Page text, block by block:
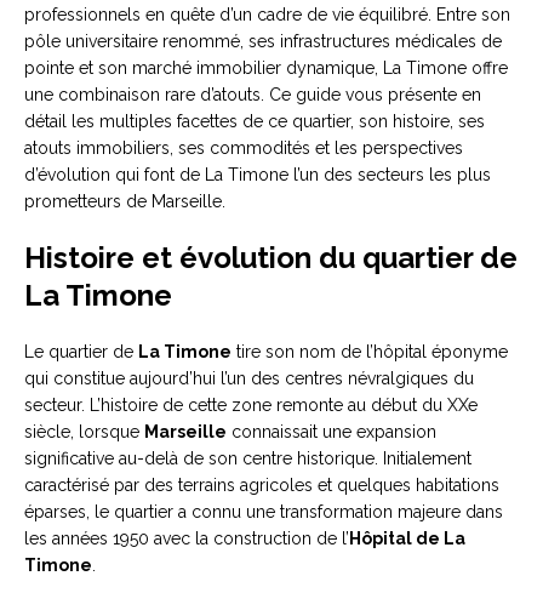
professionnels en quête d’un cadre de vie équilibré. Entre son
pôle universitaire renommé, ses infrastructures médicales de
pointe et son marché immobilier dynamique, La Timone offre
une combinaison rare d’atouts. Ce guide vous présente en
détail les multiples facettes de ce quartier, son histoire, ses
atouts immobiliers, ses commodités et les perspectives
d’évolution qui font de La Timone l’un des secteurs les plus
prometteurs de Marseille.
Histoire et évolution du quartier de
La Timone
Le quartier de La Timone tire son nom de l’hôpital éponyme
qui constitue aujourd’hui l’un des centres névralgiques du
secteur. L’histoire de cette zone remonte au début du XXe
siècle, lorsque Marseille connaissait une expansion
significative au-delà de son centre historique. Initialement
caractérisé par des terrains agricoles et quelques habitations
éparses, le quartier a connu une transformation majeure dans
les années 1950 avec la construction de l’ Hôpital de La
Timone.